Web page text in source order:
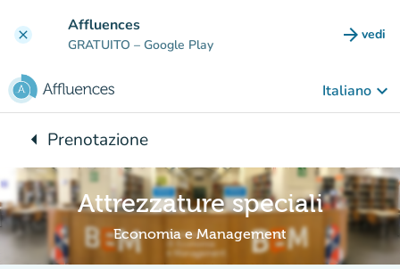
clear Affluences
GRATUITO – Google Play arrow_forward vedi
Italiano keyboard_arrow_down
arrow_leftTorna a:
Prenotazione
Attrezzature speciali
Economia e Management